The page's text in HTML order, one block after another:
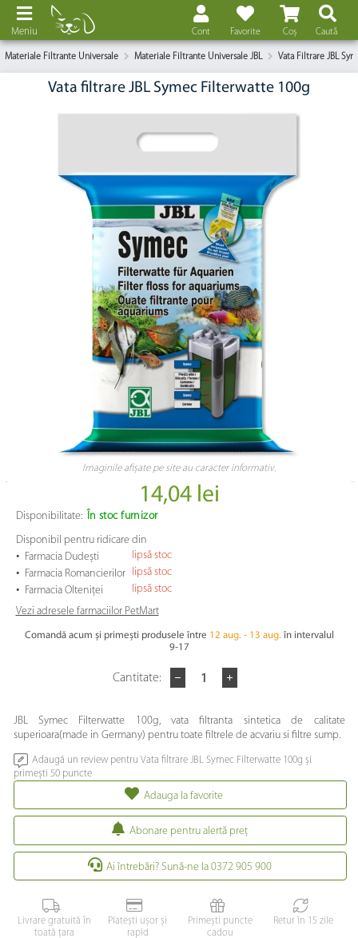
Coș
Favorite
Cont Caută
Meniu
Materiale Filtrante Universale Materiale Filtrante Universale JBL Vata Filtrare JBL
Vata filtrare JBL Symec Filterwatte 100g
Imaginile afișate pe site au caracter informativ.
14,04 lei
Disponibilitate:
În stoc furnizor
Disponibil pentru ridicare din
• Farmacia Dudești lipsă stoc
• Farmacia Romancierilor lipsă stoc
• Farmacia Olteniței
lipsă stoc
Vezi adresele farmaciilor PetMart
Comandă acum și primești produsele între 12 aug. - 13 aug. în intervalul
9-17
Cantitate:
JBL Symec Filterwatte 100g, vata filtranta sintetica de calitate
superioara(made in Germany) pentru toate filtrele de acvariu si filtre sump.
Adaugă un review pentru Vata filtrare JBL Symec Filterwatte 100g și
primești 50 puncte
Adauga la favorite
Abonare pentru alertă preţ
Ai întrebări? Sună-ne la 0372 905 900
Livrare gratuită în
toată țara
Platești ușor și
rapid
Primești puncte
cadou
Retur în 15 zile